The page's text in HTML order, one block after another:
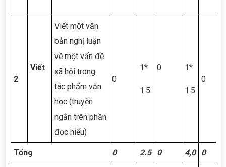
2
Viết
Viết một văn
bản nghị luận
về một vấn đề
xã hội trong
tác phẩm văn
học (truyện
ngắn trên phần
đọc hiểu)
0
1*
1.5
0 1*
1.5
0
Tổng 0 2.5 0 4,0 0